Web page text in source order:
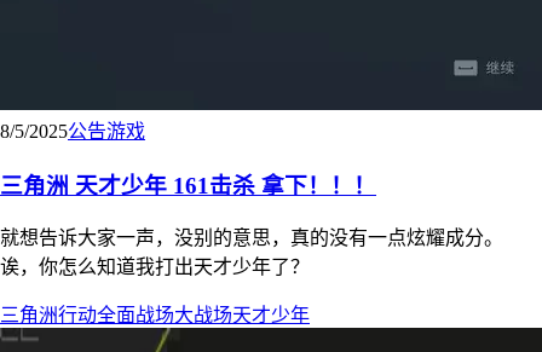
8/5/2025公告游戏
三角洲 天才少年 161击杀 拿下！！！
就想告诉大家一声，没别的意思，真的没有一点炫耀成分。
诶，你怎么知道我打出天才少年了？
三角洲行动全面战场大战场天才少年